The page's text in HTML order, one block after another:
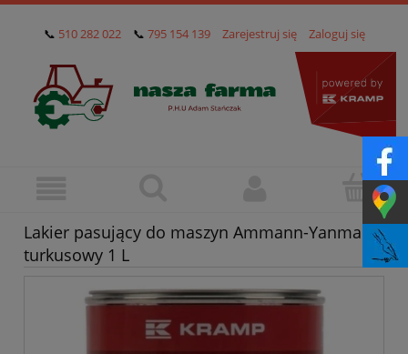
📞 510 282 022 📞 795 154 139 Zarejestruj się Zaloguj się
Lakier pasujący do maszyn Ammann-Yanmar,
turkusowy 1 L